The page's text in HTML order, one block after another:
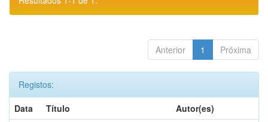
Anterior 1 Próxima
Registos:
Data
Título
Autor(es)